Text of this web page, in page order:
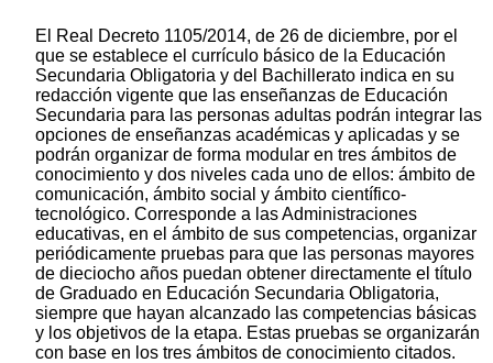
El Real Decreto 1105/2014, de 26 de diciembre, por el
que se establece el currículo básico de la Educación
Secundaria Obligatoria y del Bachillerato indica en su
redacción vigente que las enseñanzas de Educación
Secundaria para las personas adultas podrán integrar las
opciones de enseñanzas académicas y aplicadas y se
podrán organizar de forma modular en tres ámbitos de
conocimiento y dos niveles cada uno de ellos: ámbito de
comunicación, ámbito social y ámbito científico-
tecnológico. Corresponde a las Administraciones
educativas, en el ámbito de sus competencias, organizar
periódicamente pruebas para que las personas mayores
de dieciocho años puedan obtener directamente el título
de Graduado en Educación Secundaria Obligatoria,
siempre que hayan alcanzado las competencias básicas
y los objetivos de la etapa. Estas pruebas se organizarán
con base en los tres ámbitos de conocimiento citados.